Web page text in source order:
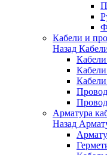
Кабели и
Назад
Арматура
Назад